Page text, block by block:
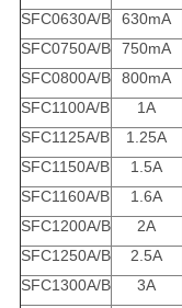
SFC0630A/B
630mA
SFC0750A/B
750mA
SFC0800A/B
800mA
SFC1100A/B
1A
SFC1125A/B
1.25A
SFC1150A/B
1.5A
SFC1160A/B
1.6A
SFC1200A/B
2A
SFC1250A/B
2.5A
SFC1300A/B
3A